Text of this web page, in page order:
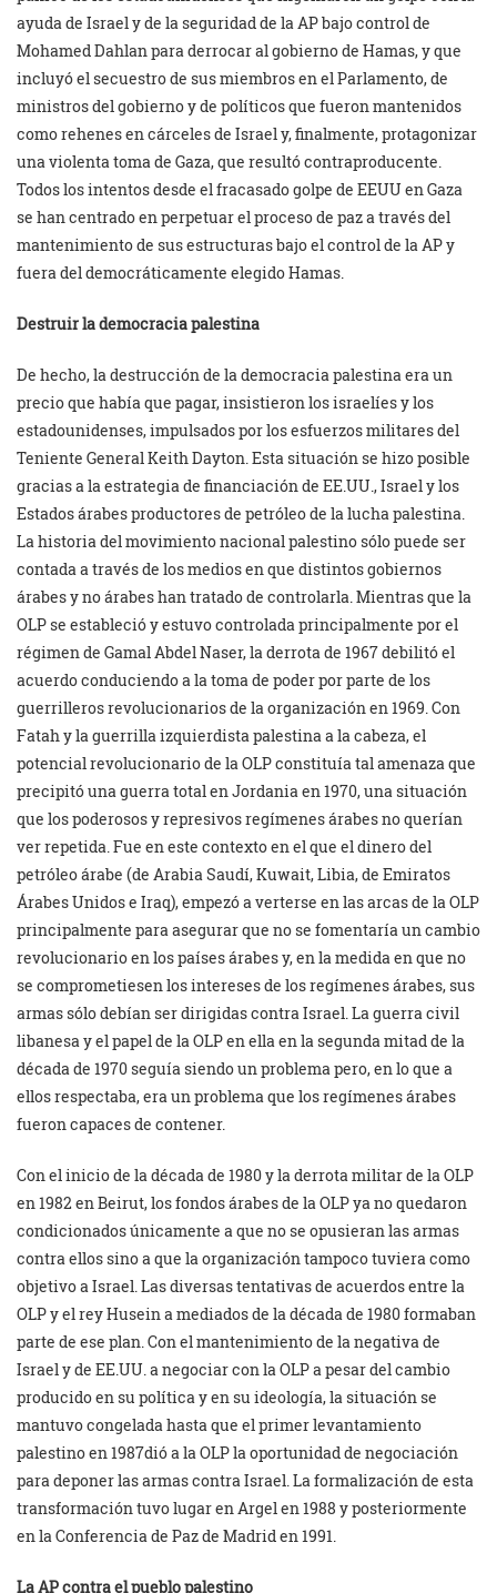
ayuda de Israel y de la seguridad de la AP bajo control de
Mohamed Dahlan para derrocar al gobierno de Hamas, y que
incluyó el secuestro de sus miembros en el Parlamento, de
ministros del gobierno y de políticos que fueron mantenidos
como rehenes en cárceles de Israel y, finalmente, protagonizar
una violenta toma de Gaza, que resultó contraproducente.
Todos los intentos desde el fracasado golpe de EEUU en Gaza
se han centrado en perpetuar el proceso de paz a través del
mantenimiento de sus estructuras bajo el control de la AP y
fuera del democráticamente elegido Hamas.
Destruir la democracia palestina
De hecho, la destrucción de la democracia palestina era un
precio que había que pagar, insistieron los israelíes y los
estadounidenses, impulsados por los esfuerzos militares del
Teniente General Keith Dayton. Esta situación se hizo posible
gracias a la estrategia de financiación de EE.UU., Israel y los
Estados árabes productores de petróleo de la lucha palestina.
La historia del movimiento nacional palestino sólo puede ser
contada a través de los medios en que distintos gobiernos
árabes y no árabes han tratado de controlarla. Mientras que la
OLP se estableció y estuvo controlada principalmente por el
régimen de Gamal Abdel Naser, la derrota de 1967 debilitó el
acuerdo conduciendo a la toma de poder por parte de los
guerrilleros revolucionarios de la organización en 1969. Con
Fatah y la guerrilla izquierdista palestina a la cabeza, el
potencial revolucionario de la OLP constituía tal amenaza que
precipitó una guerra total en Jordania en 1970, una situación
que los poderosos y represivos regímenes árabes no querían
ver repetida. Fue en este contexto en el que el dinero del
petróleo árabe (de Arabia Saudí, Kuwait, Libia, de Emiratos
Árabes Unidos e Iraq), empezó a verterse en las arcas de la OLP
principalmente para asegurar que no se fomentaría un cambio
revolucionario en los países árabes y, en la medida en que no
se comprometiesen los intereses de los regímenes árabes, sus
armas sólo debían ser dirigidas contra Israel. La guerra civil
libanesa y el papel de la OLP en ella en la segunda mitad de la
década de 1970 seguía siendo un problema pero, en lo que a
ellos respectaba, era un problema que los regímenes árabes
fueron capaces de contener.
Con el inicio de la década de 1980 y la derrota militar de la OLP
en 1982 en Beirut, los fondos árabes de la OLP ya no quedaron
condicionados únicamente a que no se opusieran las armas
contra ellos sino a que la organización tampoco tuviera como
objetivo a Israel. Las diversas tentativas de acuerdos entre la
OLP y el rey Husein a mediados de la década de 1980 formaban
parte de ese plan. Con el mantenimiento de la negativa de
Israel y de EE.UU. a negociar con la OLP a pesar del cambio
producido en su política y en su ideología, la situación se
mantuvo congelada hasta que el primer levantamiento
palestino en 1987dió a la OLP la oportunidad de negociación
para deponer las armas contra Israel. La formalización de esta
transformación tuvo lugar en Argel en 1988 y posteriormente
en la Conferencia de Paz de Madrid en 1991.
La AP contra el pueblo palestino